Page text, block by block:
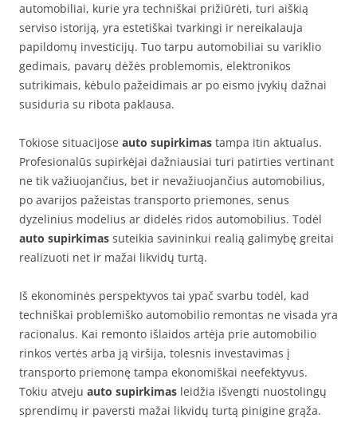
automobiliai, kurie yra techniškai prižiūrėti, turi aiškią
serviso istoriją, yra estetiškai tvarkingi ir nereikalauja
papildomų investicijų. Tuo tarpu automobiliai su variklio
gedimais, pavarų dėžės problemomis, elektronikos
sutrikimais, kėbulo pažeidimais ar po eismo įvykių dažnai
susiduria su ribota paklausa.
Tokiose situacijose auto supirkimas tampa itin aktualus.
Profesionalūs supirkėjai dažniausiai turi patirties vertinant
ne tik važiuojančius, bet ir nevažiuojančius automobilius,
po avarijos pažeistas transporto priemones, senus
dyzelinius modelius ar didelės ridos automobilius. Todėl
auto supirkimas suteikia savininkui realią galimybę greitai
realizuoti net ir mažai likvidų turtą.
Iš ekonominės perspektyvos tai ypač svarbu todėl, kad
techniškai problemiško automobilio remontas ne visada yra
racionalus. Kai remonto išlaidos artėja prie automobilio
rinkos vertės arba ją viršija, tolesnis investavimas į
transporto priemonę tampa ekonomiškai neefektyvus.
Tokiu atveju auto supirkimas leidžia išvengti nuostolingų
sprendimų ir paversti mažai likvidų turtą pinigine grąža.